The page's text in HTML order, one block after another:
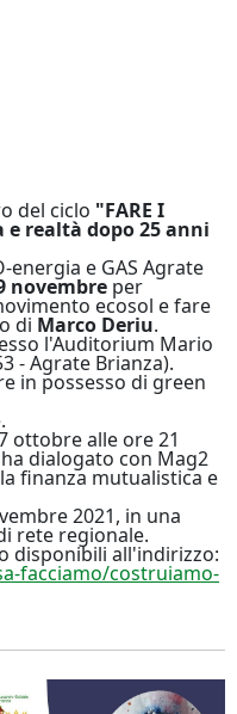
del ciclo "FARE I
e realtà dopo 25 anni
energia e GAS Agrate
novembre per
ecosol e fare
di Marco Deriu.
l'Auditorium Mario
- Agrate Brianza).
in possesso di green
ottobre alle ore 21
dialogato con Mag2
finanza mutualistica e
2021, in una
rete regionale.
disponibili all'indirizzo:
facciamo/costruiamo-